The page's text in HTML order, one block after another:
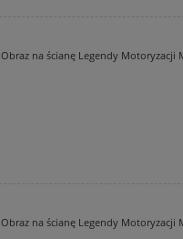
Obraz na ścianę Legendy Motoryzacji
Obraz na ścianę Legendy Motoryzacji